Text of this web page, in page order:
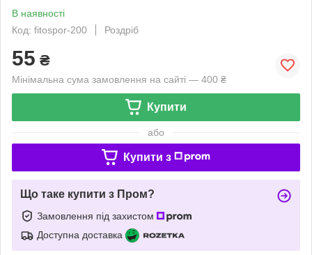
В наявності
Код: fitospor-200
Роздріб
55 ₴
Мінімальна сума замовлення на сайті — 400 ₴
Купити
або
Купити з
Що таке купити з Пром?
Замовлення під захистом
Доступна доставка